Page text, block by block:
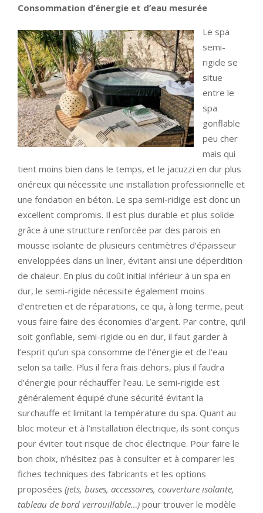
Consommation d’énergie et d’eau mesurée
Le spa
semi-
rigide se
situe
entre le
spa
gonflable
peu cher
mais qui
tient moins bien dans le temps, et le jacuzzi en dur plus
onéreux qui nécessite une installation professionnelle et
une fondation en béton. Le spa semi-ridige est donc un
excellent compromis. Il est plus durable et plus solide
grâce à une structure renforcée par des parois en
mousse isolante de plusieurs centimètres d’épaisseur
enveloppées dans un liner, évitant ainsi une déperdition
de chaleur. En plus du coût initial inférieur à un spa en
dur, le semi-rigide nécessite également moins
d’entretien et de réparations, ce qui, à long terme, peut
vous faire faire des économies d’argent. Par contre, qu’il
soit gonflable, semi-rigide ou en dur, il faut garder à
l’esprit qu’un spa consomme de l’énergie et de l’eau
selon sa taille. Plus il fera frais dehors, plus il faudra
d’énergie pour réchauffer l’eau. Le semi-rigide est
généralement équipé d’une sécurité évitant la
surchauffe et limitant la température du spa. Quant au
bloc moteur et à l’installation électrique, ils sont conçus
pour éviter tout risque de choc électrique. Pour faire le
bon choix, n’hésitez pas à consulter et à comparer les
fiches techniques des fabricants et les options
proposées (jets, buses, accessoires, couverture isolante,
tableau de bord verrouillable…) pour trouver le modèle